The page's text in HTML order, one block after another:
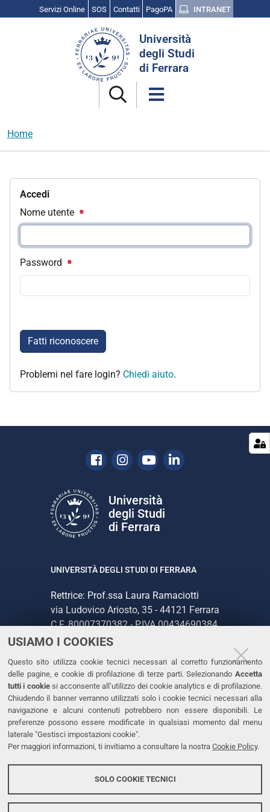
USIAMO I COOKIES
Questo sito utilizza cookie tecnici necessari al corretto funzionamento
delle pagine, e cookie di profilazione di terze parti. Selezionando Accetta
tutti i cookiesi acconsente all’utilizzo dei cookie analytics e di profilazione.
Chiudendo il banner verranno utilizzati solo i cookie tecnici necessari alla
navigazione e alcuni contenuti potrebbero non essere disponibili. Le
preferenze possono essere modificate in qualsiasi momento dal menu
laterale "Gestisci impostazioni cookie".
Per maggiori informazioni, ti invitiamo a consultare la nostra Cookie Policy.
SOLO COOKIE TECNICI
Servizi Online SOS Contatti PagoPA INTRANET
Università
degli Studi
di Ferrara
Home
Accedi
Nome utente
Password
Fatti riconoscere
Problemi nel fare login? Chiedi aiuto.
Facebook
Instagram
YoutubeLinkedin
Università
degli Studi
di Ferrara
UNIVERSITÀ DEGLI STUDI DI FERRARA
Rettrice: Prof.ssa Laura Ramaciotti
via Ludovico Ariosto, 35 - 44121 Ferrara
C.F. 80007370382 - P.IVA 00434690384
CONTATTI
Tel. +39 0532 293111
Fax. +39 0532 293031
PEC
LINKS
Accessibilità
Protezione dati personali